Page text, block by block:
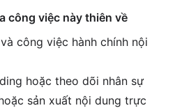
công việc này thiên về
công việc hành chính nội
hoặc theo dõi nhân sự
sản xuất nội dung trực